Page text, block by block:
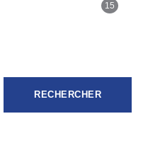
15
RECHERCHER